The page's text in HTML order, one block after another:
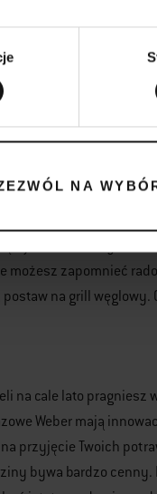
NA
z systemem GBS
– na
gotować na
o swoich
możesz zapomnieć
na grill węglowy.
na cale lato
Weber mają
przyjęcie Twoich
bywa bardzo